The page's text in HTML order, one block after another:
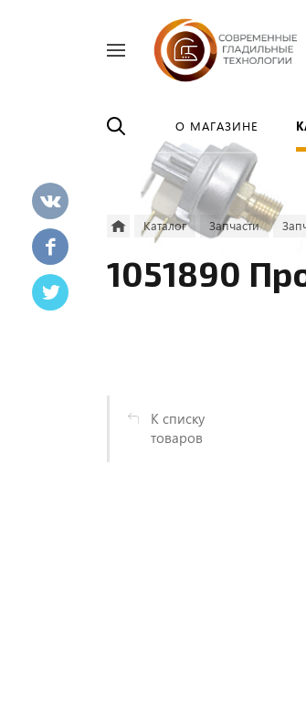
О МАГАЗИНЕ
Каталог Запчасти
1051890
К списку
товаров